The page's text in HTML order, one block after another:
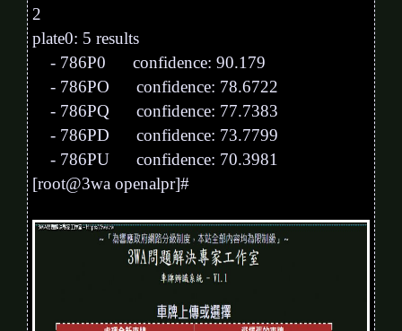
2
plate0: 5 results
- 786P0 confidence: 90.179
- 786PO confidence: 78.6722
- 786PQ confidence: 77.7383
- 786PD confidence: 73.7799
- 786PU confidence: 70.3981
[root@3wa openalpr]#